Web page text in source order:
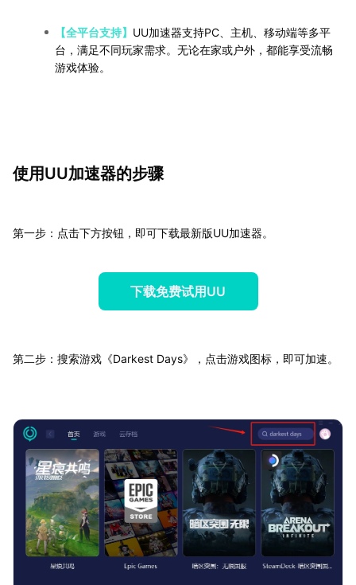
【全平台支持】 UU加速器支持PC、主机、移动端等多平
台，满足不同玩家需求。无论在家或户外，都能享受流畅
游戏体验。
使用UU加速器的步骤
第一步：点击下方按钮，即可下载最新版UU加速器。
下载免费试用UU
第二步：搜索游戏《Darkest Days》，点击游戏图标，即可加速。